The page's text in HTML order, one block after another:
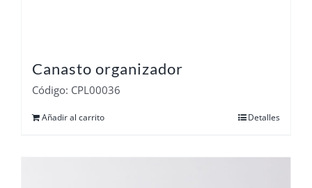
Canasto organizador
Código: CPL00036
Añadir al carrito Detalles